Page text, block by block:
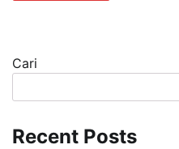
Cari
Recent Posts